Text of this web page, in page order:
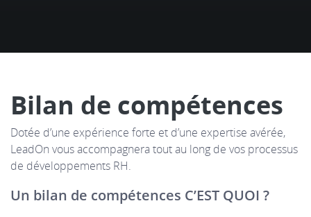
Bilan de compétences
Dotée d’une expérience forte et d’une expertise avérée,
LeadOn vous accompagnera tout au long de vos processus
de développements RH.
Un bilan de compétences C’EST QUOI ?